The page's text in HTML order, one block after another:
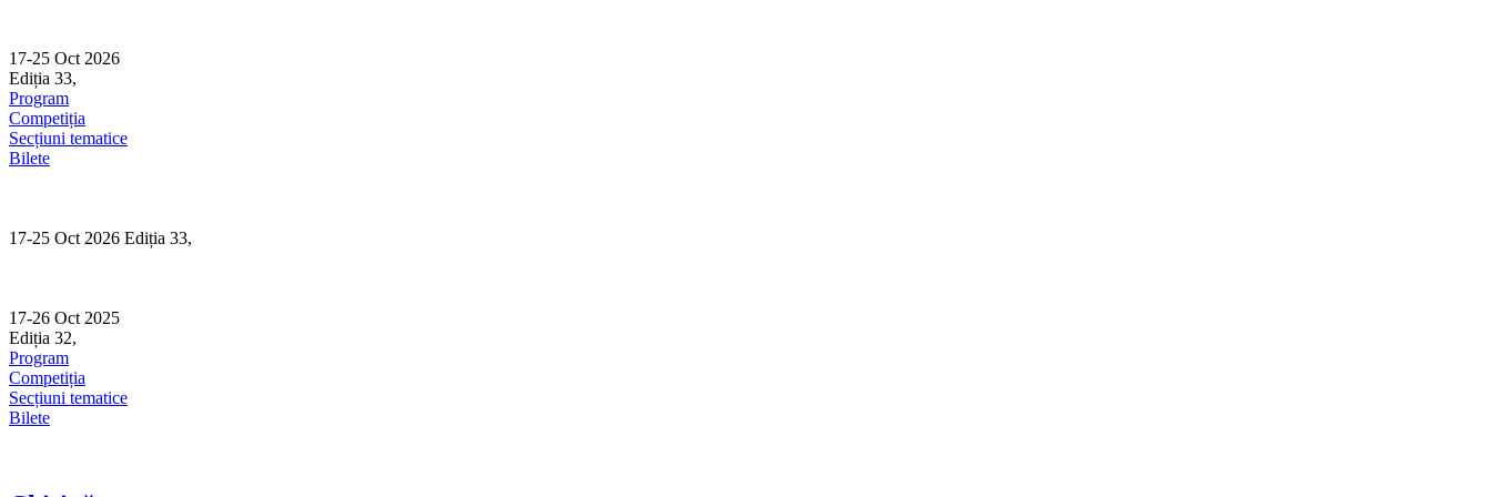
content
17-25 Oct 2026
Ediția 33,
Program
Competiția
Secțiuni tematice
Bilete
17-25 Oct 2026 Ediția 33,
17-26 Oct 2025
Ediția 32,
Program
Competiția
Secțiuni tematice
Bilete